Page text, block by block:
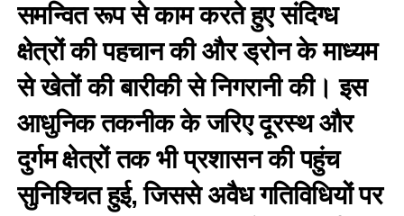
समन्वित रूप से काम करते हुए संदिग्ध
क्षेत्रों की पहचान की और ड्रोन के माध्यम
से खेतों की बारीकी से निगरानी की। इस
आधुनिक तकनीक के जरिए दूरस्थ और
दुर्गम क्षेत्रों तक भी प्रशासन की पहुंच
सुनिश्चित हुई, जिससे अवैध गतिविधियों पर